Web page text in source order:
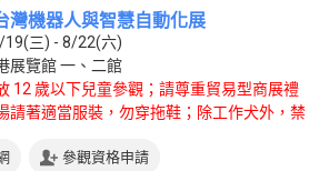
灣機器人與智慧自動化展
三) - 8/22(六)
展覽館 一、二館
12 歲以下兒童參觀；請尊重貿易型商展禮
請著適當服裝，勿穿拖鞋；除工作犬外，禁
參觀資格申請